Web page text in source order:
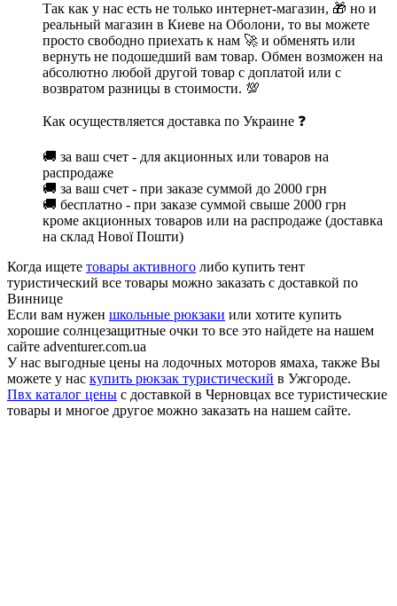
Так как у нас есть не только интернет-магазин, 🎁 но и
реальный магазин в Киеве на Оболони, то вы можете
просто свободно приехать к нам 🚀 и обменять или
вернуть не подошедший вам товар. Обмен возможен на
абсолютно любой другой товар с доплатой или с
возвратом разницы в стоимости. 💯
Как осуществляется доставка по Украине ❓
🚚 за ваш счет - для акционных или товаров на
распродаже
🚚 за ваш счет - при заказе суммой до 2000 грн
🚚 бесплатно - при заказе суммой свыше 2000 грн
кроме акционных товаров или на распродаже (доставка
на склад Нової Пошти)
Когда ищете товары активного либо купить тент
туристический все товары можно заказать с доставкой по
Виннице
Если вам нужен школьные рюкзаки или хотите купить
хорошие солнцезащитные очки то все это найдете на нашем
сайте adventurer.com.ua
У нас выгодные цены на лодочных моторов ямаха, также Вы
можете у нас купить рюкзак туристический в Ужгороде.
Пвх каталог цены с доставкой в Черновцах все туристические
товары и многое другое можно заказать на нашем сайте.